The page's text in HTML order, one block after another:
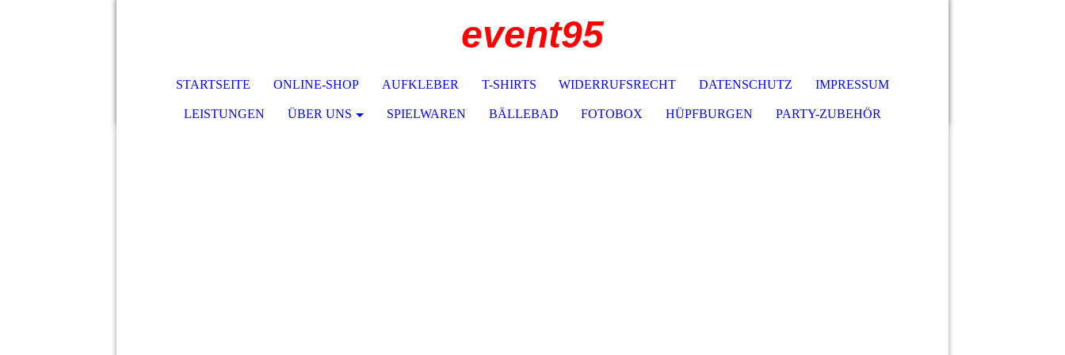
event95
STARTSEITE ONLINE-SHOP AUFKLEBER T-SHIRTS WIDERRUFSRECHT DATENSCHUTZ IMPRESSUM
LEISTUNGEN ÜBER UNS SPIELWAREN BÄLLEBAD FOTOBOX HÜPFBURGEN PARTY-ZUBEHÖR